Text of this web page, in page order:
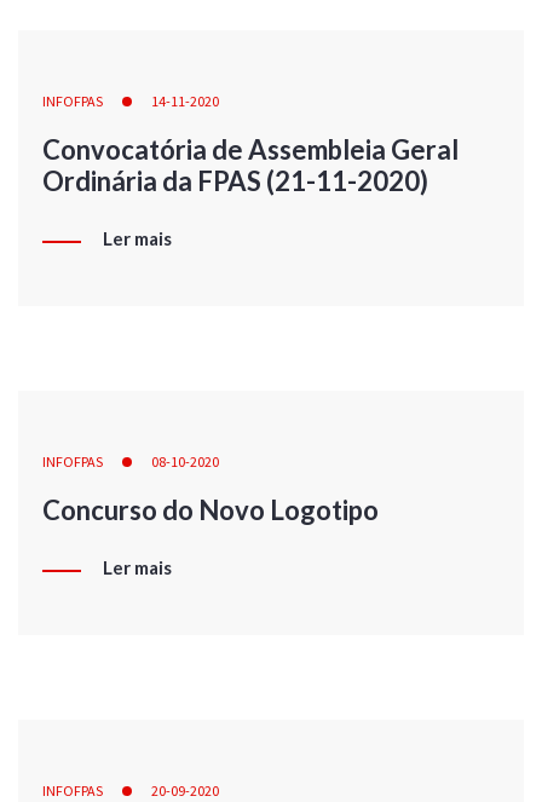
INFOFPAS 14-11-2020
Convocatória de Assembleia Geral
Ordinária da FPAS (21-11-2020)
Ler mais
INFOFPAS 08-10-2020
Concurso do Novo Logotipo
Ler mais
INFOFPAS 20-09-2020